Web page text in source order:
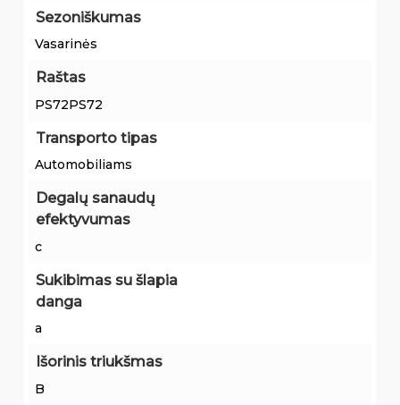
Sezoniškumas
Vasarinės
Raštas
PS72PS72
Transporto tipas
Automobiliams
Degalų sanaudų
efektyvumas
c
Sukibimas su šlapia
danga
a
Išorinis triukšmas
B